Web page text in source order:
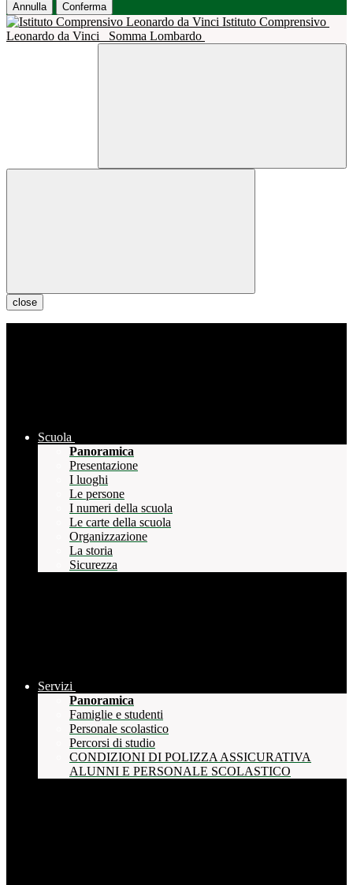
Annulla Conferma
Istituto Comprensivo
Leonardo da Vinci
Somma Lombardo
close
Scuola
Panoramica
Presentazione
I luoghi
Le persone
I numeri della scuola
Le carte della scuola
Organizzazione
La storia
Sicurezza
Servizi
Panoramica
Famiglie e studenti
Personale scolastico
Percorsi di studio
CONDIZIONI DI POLIZZA ASSICURATIVA
ALUNNI E PERSONALE SCOLASTICO